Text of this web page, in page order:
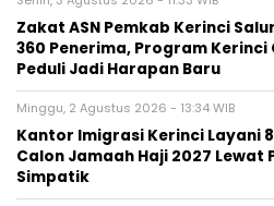
Zakat ASN Pemkab Kerinci
360 Penerima, Program
Peduli Jadi Harapan Baru
Minggu, 2 Agustus 2026 - 13:34 WIB
Kantor Imigrasi Kerinci Layani
Calon Jamaah Haji 2027 Lewat
Simpatik